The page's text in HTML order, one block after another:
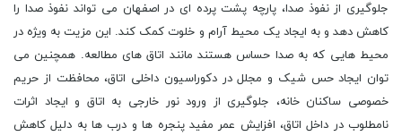
جلوگیری از نفوذ صدا، پارچه پشت پرده ای در اصفهان می تواند نفوذ صدا را
کاهش دهد و به ایجاد یک محیط آرام و خلوت کمک کند. این مزیت به ویژه در
محیط هایی که به صدا حساس هستند مانند اتاق های مطالعه. همچنین می
توان ایجاد حس شیک و مجلل در دکوراسیون داخلی اتاق، محافظت از حریم
خصوصی ساکنان خانه، جلوگیری از ورود نور خارجی به اتاق و ایجاد اثرات
نامطلوب در داخل اتاق، افزایش عمر مفید پنجره ها و درب ها به دلیل کاهش